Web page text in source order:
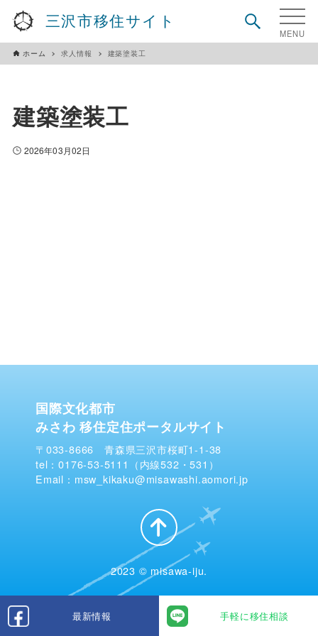
三沢市移住サイト
最新情報 手軽に移住相談
ホーム 求人情報 建築塗装工
建築塗装工
2026年03月02日
国際文化都市
みさわ 移住定住ポータルサイト
〒033-8666 青森県三沢市桜町1-1-38
tel：0176-53-5111（内線532・531）
Email：msw_kikaku@misawashi.aomori.jp
2023 © misawa-iju.